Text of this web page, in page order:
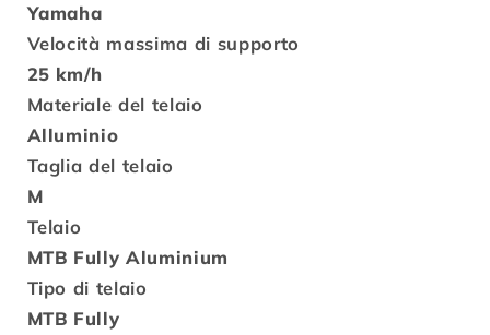
Yamaha
Velocità massima di supporto
25 km/h
Materiale del telaio
Alluminio
Taglia del telaio
M
Telaio
MTB Fully Aluminium
Tipo di telaio
MTB Fully